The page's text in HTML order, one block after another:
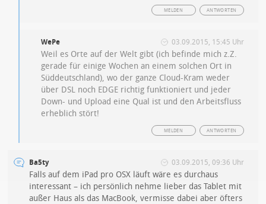
ANTWORTEN
MELDEN
WePe 03.09.2015, 15:45 Uhr
Weil es Orte auf der Welt gibt (ich befinde mich z.Z.
gerade für einige Wochen an einem solchen Ort in
Süddeutschland), wo der ganze Cloud-Kram weder
über DSL noch EDGE richtig funktioniert und jeder
Down- und Upload eine Qual ist und den Arbeitsfluss
erheblich stört!
ANTWORTEN
MELDEN
Ba5ty 03.09.2015, 09:36 Uhr
Falls auf dem iPad pro OSX läuft wäre es durchaus
interessant – ich persönlich nehme lieber das Tablet mit
außer Haus als das MacBook, vermisse dabei aber öfters